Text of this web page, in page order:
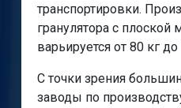
транспортировки.
гранулятора с плоской
варьируется от 80 кг
С точки зрения
заводы по